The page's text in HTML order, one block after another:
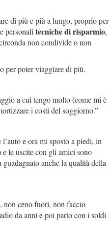
di più e più a lungo, proprio per
personalitecniche di risparmio,
non condivide o non
per poter viaggiare di più.
a cui tengo molto (come mi è
i costi del soggiorno.”
e ora mi sposto a piedi, in
le uscite con gli amici sono
anche la qualità della
non ceno fuori, non faccio
da anni e poi parto con i soldi